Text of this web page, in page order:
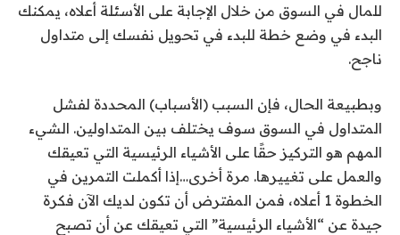
للمال في السوق من خلال الإجابة على الأسئلة أعلاه، يمكنك
البدء في وضع خطة للبدء في تحويل نفسك إلى متداول
ناجح.
وبطبيعة الحال، فإن السبب (الأسباب) المحددة لفشل
المتداول في السوق سوف يختلف بين المتداولين. الشيء
المهم هو التركيز حقًا على الأشياء الرئيسية التي تعيقك
والعمل على تغييرها. مرة أخرى…إذا أكملت التمرين في
الخطوة 1 أعلاه، فمن المفترض أن تكون لديك الآن فكرة
جيدة عن “الأشياء الرئيسية” التي تعيقك عن أن تصبح